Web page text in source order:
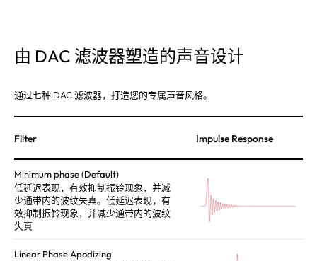
由 DAC 滤波器塑造的声音设计
通过七种 DAC 滤波器，打造您的专属声音风格。
Filter Impulse Response
Minimum phase (Default)
低延迟表现，有效抑制振铃现象，并减
少通带内的波纹失真。低延迟表现，有
效抑制振铃现象，并减少通带内的波纹
失真
Linear Phase Apodizing